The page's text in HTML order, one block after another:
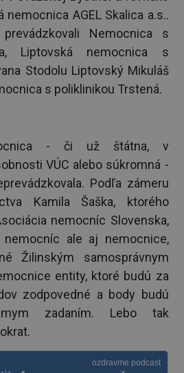
nemocnica AGEL Skalica a.s..
Nemocnica s
Liptovská nemocnica s
Stodolu Liptovský Mikuláš
s poliklinikou Trstená.
- či už štátna, v
VÚC alebo súkromná -
Podľa zámeru
Kamila Šaška, ktorého
nemocníc Slovenska,
nemocníc ale aj nemocnice,
Žilinským samosprávnym
entity, ktoré budú za
zodpovedné a body budú
zadaním. Lebo tak